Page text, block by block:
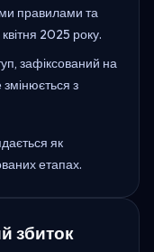
правилами та
2025 року.
зафіксований на
з
як
етапах.
збиток